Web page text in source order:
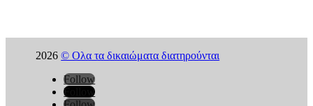
2026© Ολα τα δικαιώματα διατηρούνται
Follow
Follow